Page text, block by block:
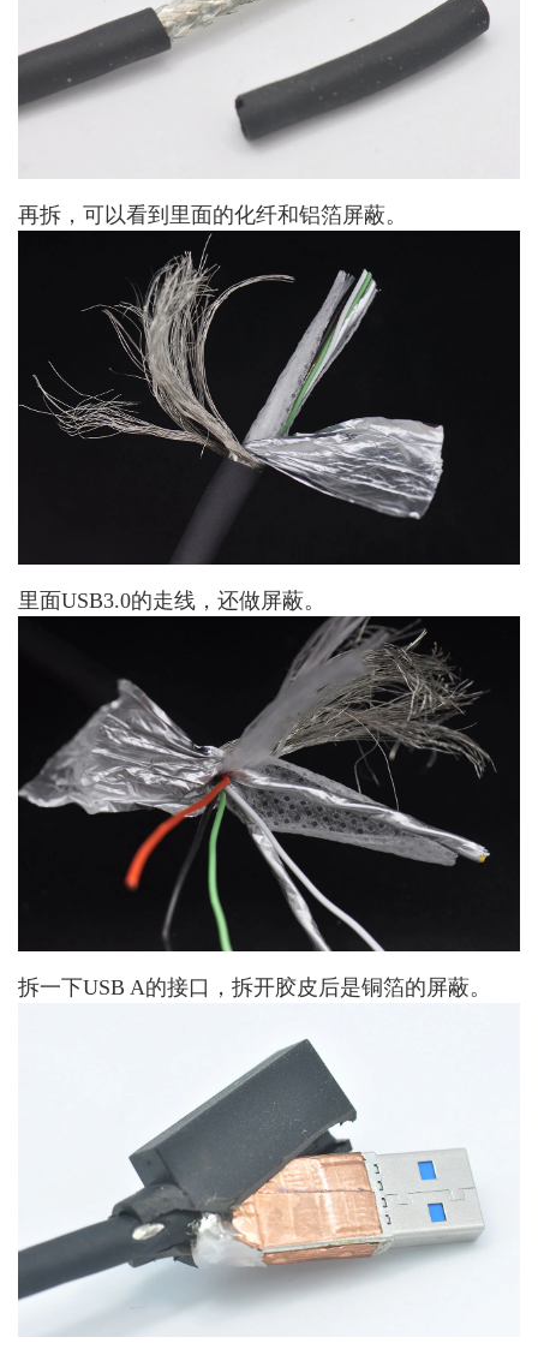
再拆，可以看到里面的化纤和铝箔屏蔽。
里面USB3.0的走线，还做屏蔽。
拆一下USB A的接口，拆开胶皮后是铜箔的屏蔽。